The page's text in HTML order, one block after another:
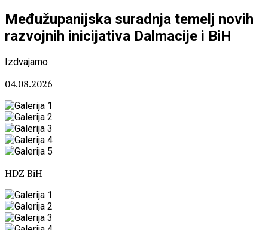
Međužupanijska suradnja temelj novih
razvojnih inicijativa Dalmacije i BiH
Izdvajamo
04.08.2026
HDZ BiH